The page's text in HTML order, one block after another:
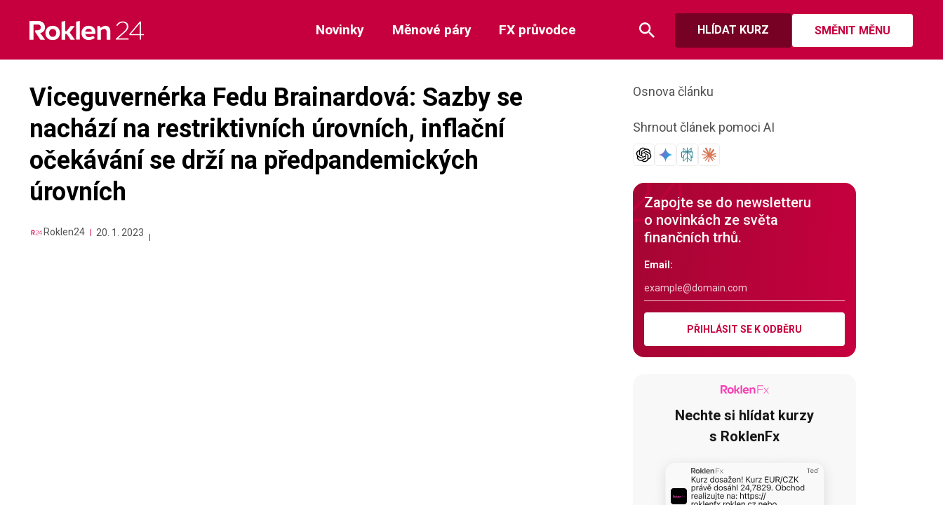
content
HLÍDAT KURZ SMĚNIT MĚNU
Novinky Měnové páry FX průvodce
Viceguvernérka Fedu Brainardová: Sazby se
nachází na restriktivních úrovních, inflační
očekávání se drží na předpandemických
úrovních
Roklen24 20. 1. 2023
Osnova článku
Shrnout článek pomoci AI
Zapojte se do newsletteru
o novinkách ze světa
finančních trhů.
Email:
PŘIHLÁSIT SE K ODBĚRU
Nechte si hlídat kurzy
s RoklenFx